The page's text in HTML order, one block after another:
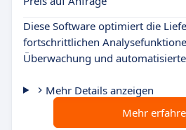
Diese Software optimiert die
fortschrittlichen
Überwachung und
Mehr Details anzeigen
Mehr